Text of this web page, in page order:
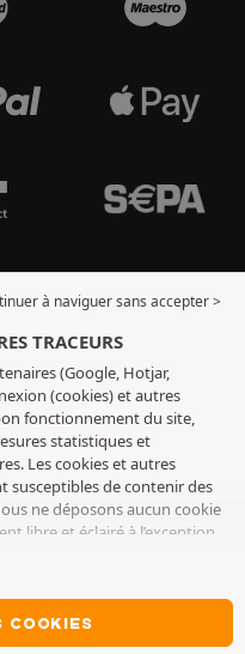
à naviguer sans accepter >
TRACEURS
(Google, Hotjar,
(cookies) et autres
fonctionnement du site,
statistiques et
Les cookies et autres
susceptibles de contenir des
ne déposons aucun cookie
libre et éclairé à l’exception
pouvez retirer votre
sur lapage cookies et
à naviguer sans
Le refus ne fait pas
COOKIES